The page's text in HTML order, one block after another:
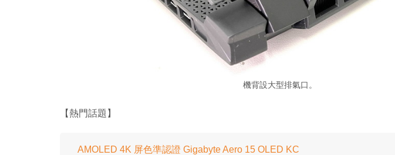
機背設大型排氣口。
【熱門話題】
AMOLED 4K 屏色準認證 Gigabyte Aero 15 OLED KC